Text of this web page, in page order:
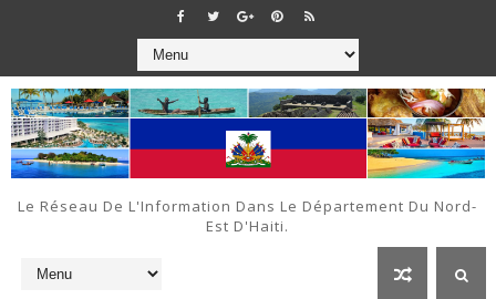
Le Réseau De L'Information Dans Le Département Du Nord-
Est D'Haiti.